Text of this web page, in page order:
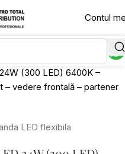
Contul
LED flexibila